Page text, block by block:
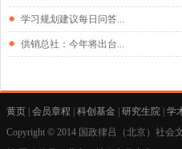
学习规划建议每日问答...
供销总社：今年将出台...
黄页 会员章程 科创基金 研究生院 学
Copyright © 2014 国政律吕（北京）社会